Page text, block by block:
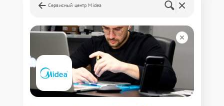
Сервисный центр Midea